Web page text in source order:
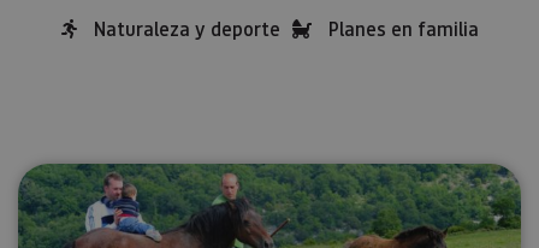
Naturaleza y deporte Planes en familia